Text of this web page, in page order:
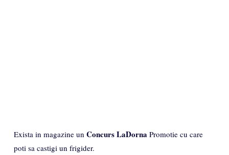
Exista in magazine un Concurs LaDorna Promotie cu care
poti sa castigi un frigider.